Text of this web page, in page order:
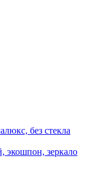
без стекла
экошпон, зеркало